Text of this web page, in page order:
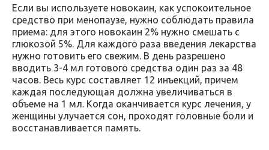
Если вы используете новокаин, как успокоительное
средство при менопаузе, нужно соблюдать правила
приема: для этого новокаин 2% нужно смешать с
глюкозой 5%. Для каждого раза введения лекарства
нужно готовить его свежим. В день разрешено
вводить 3-4 мл готового средства один раз за 48
часов. Весь курс составляет 12 инъекций, причем
каждая последующая должна увеличиваться в
объеме на 1 мл. Когда оканчивается курс лечения, у
женщины улучается сон, проходят головные боли и
восстанавливается память.